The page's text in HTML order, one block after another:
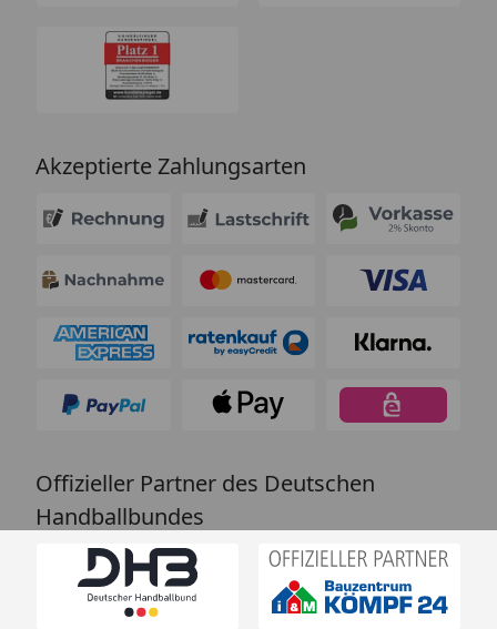
Akzeptierte Zahlungsarten
Offizieller Partner des Deutschen
Handballbundes